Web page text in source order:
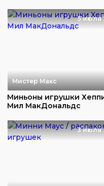
5 июля
Мистер Макс
Миньоны игрушки
Мил МакДональдс
3 июля